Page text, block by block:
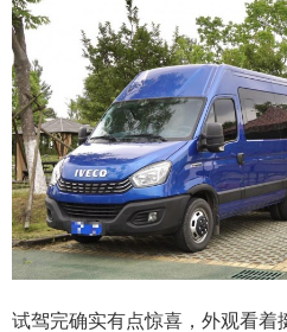
试驾完确实有点惊喜，外观看着